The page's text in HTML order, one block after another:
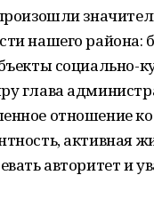
нашего района:
социально-
глава
отношение
активная
авторитет и